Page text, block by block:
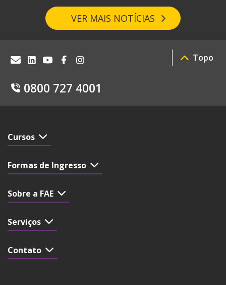
VER MAIS NOTÍCIAS
0800 727 4001
Topo
Cursos
Formas de Ingresso
Sobre a FAE
Serviços
Contato